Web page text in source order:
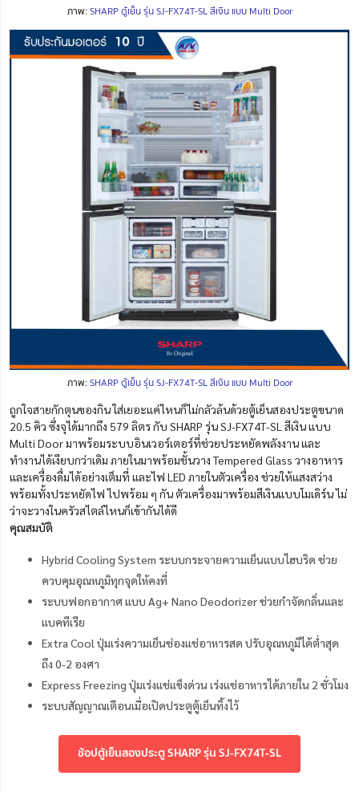
ภาพ:SHARP ตู้เย็น รุ่น SJ-FX74T-SL สีเงิน แบบ Multi Door
ภาพ:SHARP ตู้เย็น รุ่น SJ-FX74T-SL สีเงิน แบบ Multi Door
ถูกใจสายกักตุนของกิน ใส่เยอะแค่ไหนก็ไม่กลัวล้นด้วยตู้เย็นสองประตูขนาด
20.5 คิว ซึ่งจุได้มากถึง 579 ลิตร กับ SHARP รุ่น SJ-FX74T-SL สีเงิน แบบ
Multi Door มาพร้อมระบบอินเวอร์เตอร์ที่ช่วยประหยัดพลังงาน และ
ทำงานได้เงียบกว่าเดิม ภายในมาพร้อมชั้นวาง Tempered Glass วางอาหาร
และเครื่องดื่มได้อย่างเต็มที่ และไฟ LED ภายในตัวเครื่อง ช่วยให้แสงสว่าง
พร้อมทั้งประหยัดไฟ ไปพร้อม ๆ กัน ตัวเครื่องมาพร้อมสีเงินแบบโมเดิร์น ไม่
ว่าจะวางในครัวสไตล์ไหนก็เข้ากันได้ดี
คุณสมบัติ
Hybrid Cooling System ระบบกระจายความเย็นแบบไฮบริด ช่วย
ควบคุมอุณหภูมิทุกจุดให้คงที่
ระบบฟอกอากาศ แบบ Ag+ Nano Deodorizer ช่วยกำจัดกลิ่นและ
แบคทีเรีย
Extra Cool ปุ่มเร่งความเย็นช่องแช่อาหารสด ปรับอุณหภูมิได้ต่ำสุด
ถึง 0-2 องศา
Express Freezing ปุ่มเร่งแช่แข็งด่วน เร่งแช่อาหารได้ภายใน 2 ชั่วโมง
ระบบสัญญาณเตือนเมื่อเปิดประตูตู้เย็นทิ้งไว้
ช้อปตู้เย็นสองประตู SHARP รุ่น SJ-FX74T-SL